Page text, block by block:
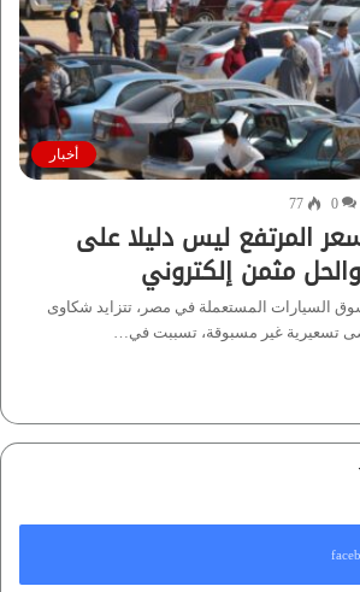
أخبار
0
77
المرتفع ليس دليلا على
مثمن إلكتروني
السيارات المستعملة في مصر، تتزايد شكاوى
تسعيرية غير مسبوقة، تسببت في…